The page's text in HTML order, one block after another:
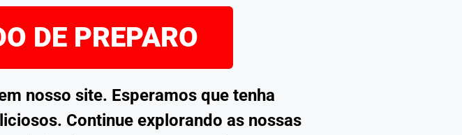
DE PREPARO
nosso site. Esperamos que tenha
Continue explorando as nossas